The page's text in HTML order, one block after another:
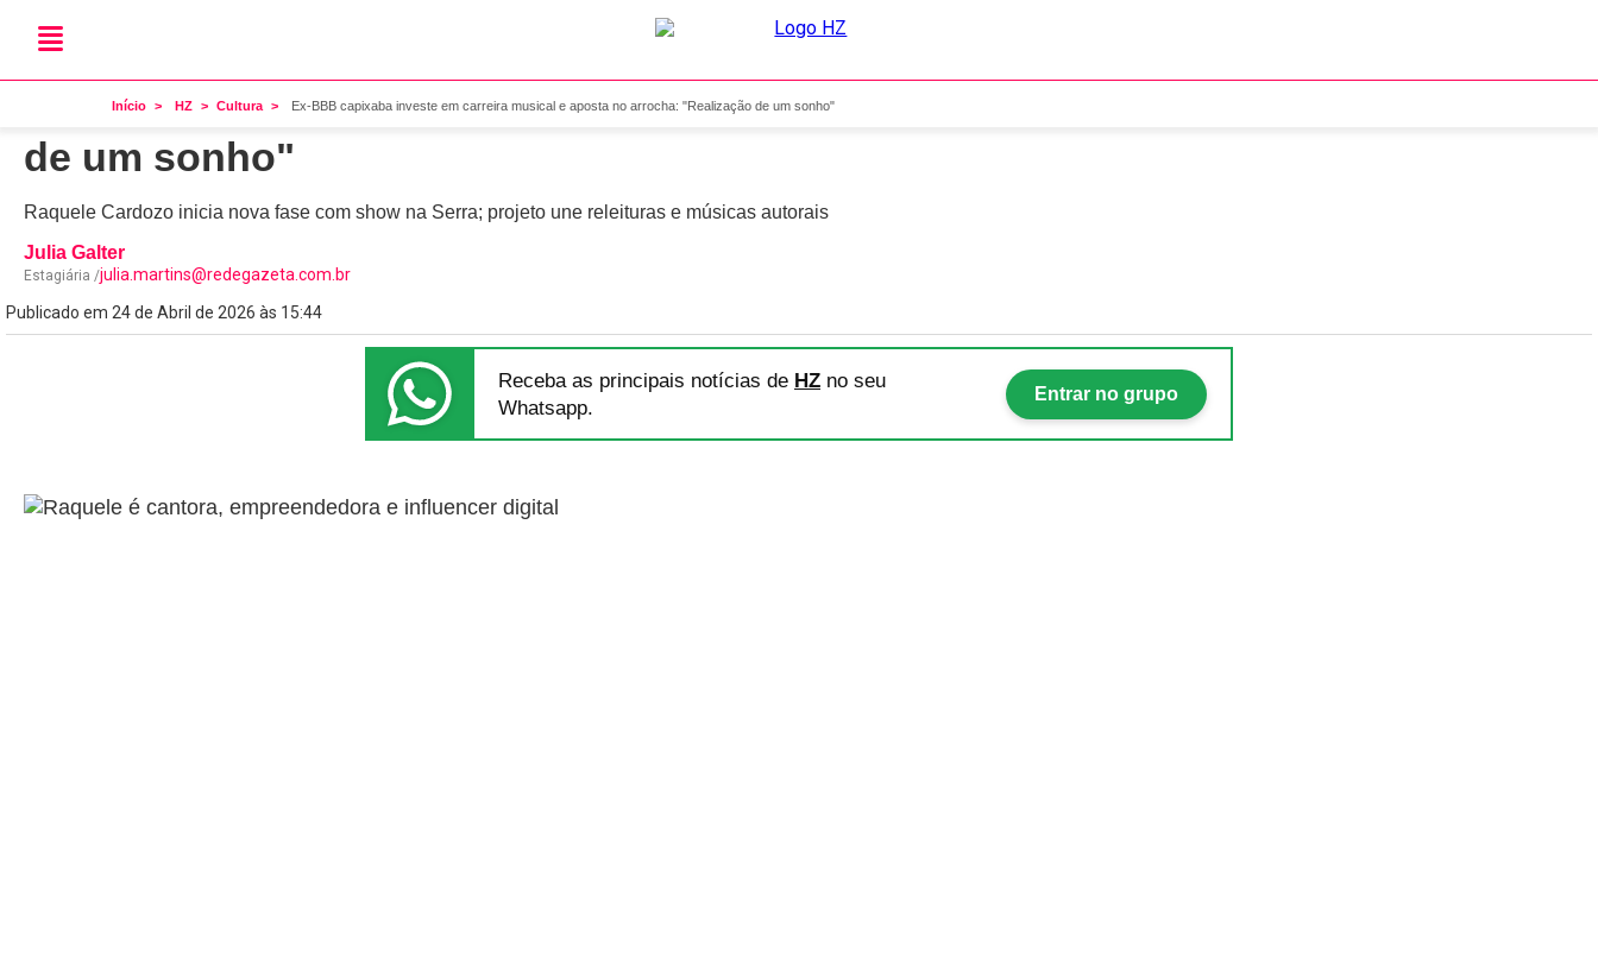
Início HZ Cultura Ex-BBB capixaba investe em carreira musical e aposta no arrocha: "Realização de um sonho"
Música
Ex-BBB capixaba investe em carreira musical e aposta no arrocha: "Realização
de um sonho"
Raquele Cardozo inicia nova fase com show na Serra; projeto une releituras e músicas autorais
Julia Galter
Estagiária /julia.martins@redegazeta.com.br
Publicado em 24 de Abril de 2026 às 15:44
Receba as principais notícias de HZ no seu
Whatsapp.
Entrar no grupo